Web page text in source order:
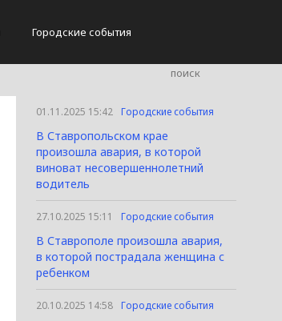
Городские события
01.11.2025 15:42 Городские события
В Ставропольском крае
произошла авария, в которой
виноват несовершеннолетний
водитель
27.10.2025 15:11 Городские события
В Ставрополе произошла авария,
в которой пострадала женщина с
ребенком
20.10.2025 14:58 Городские события